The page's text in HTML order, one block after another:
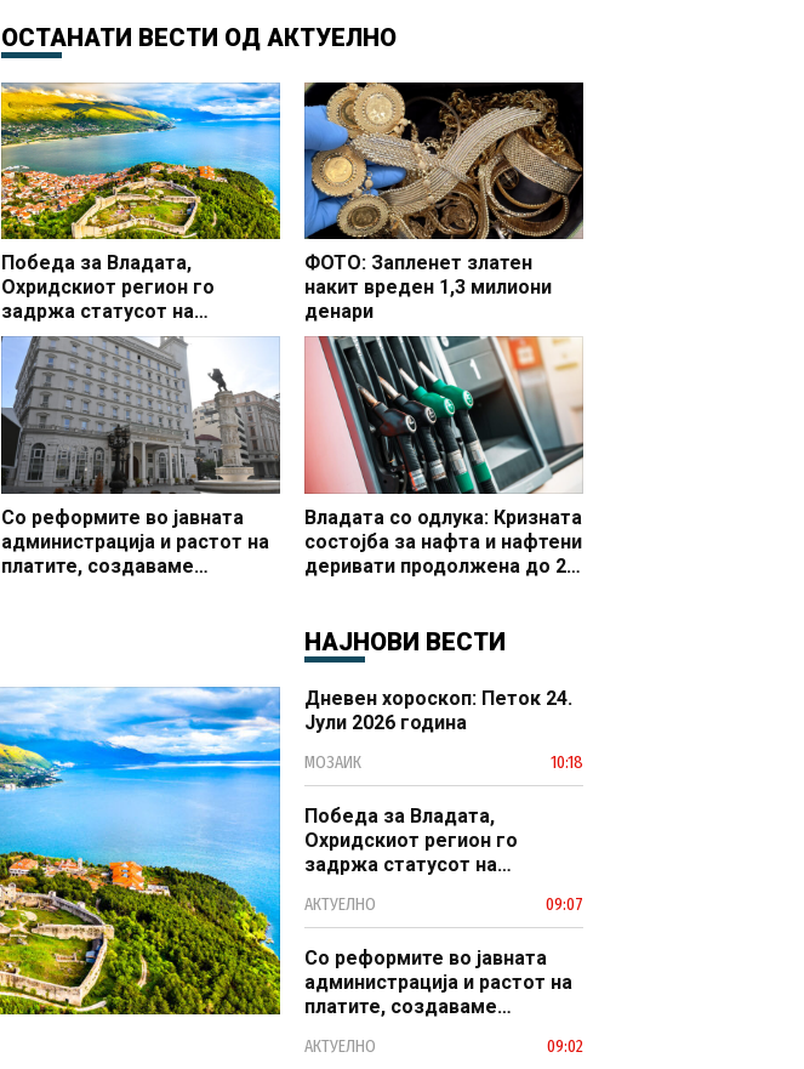
ОСТАНАТИ ВЕСТИ ОД АКТУЕЛНО
Победа за Владата,
Охридскиот регион го
задржа статусот на
заштитено светско културно
наследство
Со реформите во јавната
администрација и растот на
платите, создаваме
ФОТО: Запленет златен
накит вреден 1,3 милиони
денари
Владата со одлука: Кризната
состојба за нафта и нафтени
деривати продолжена до 20
НАЈНОВИ ВЕСТИ
Дневен хороскоп: Петок 24.
Јули 2026 година
МОЗАИК 10:18
Победа за Владата,
Охридскиот регион го
задржа статусот на
наследство
АКТУЕЛНО 09:07
Со реформите во јавната
администрација и растот на
платите, создаваме
модерен јавен сектор
АКТУЕЛНО 09:02